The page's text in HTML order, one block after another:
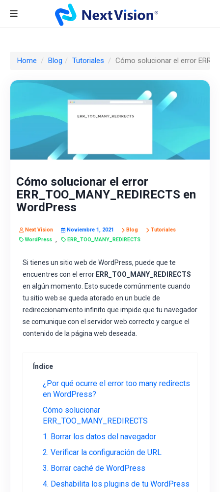
Home Blog Tutoriales Cómo solucionar el error
Cómo solucionar el error
ERR_TOO_MANY_REDIRECTS en
WordPress
Next Vision Noviembre 1, 2021 Blog
Tutoriales
WordPress , ERR_TOO_MANY_REDIRECTS
Si tienes un sitio web de WordPress, puede que te
encuentres con el error ERR_TOO_MANY_REDIRECTS
en algún momento. Esto sucede comúnmente cuando
tu sitio web se queda atorado en un bucle de
redireccionamiento infinito que impide que tu navegador
se comunique con el servidor web correcto y cargue el
contenido de la página web deseada.
Índice
¿Por qué ocurre el error too many redirects
en WordPress?
Cómo solucionar
ERR_TOO_MANY_REDIRECTS
1. Borrar los datos del navegador
2. Verificar la configuración de URL
3. Borrar caché de WordPress
4. Deshabilita los plugins de tu WordPress